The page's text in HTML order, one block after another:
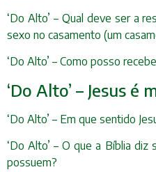
‘Do Alto’ – Qual deve ser a
sexo no casamento (um
‘Do Alto’ – Como posso
‘Do Alto’ – Jesus é
‘Do Alto’ – Em que sentido
‘Do Alto’ – O que a Bíblia
possuem?